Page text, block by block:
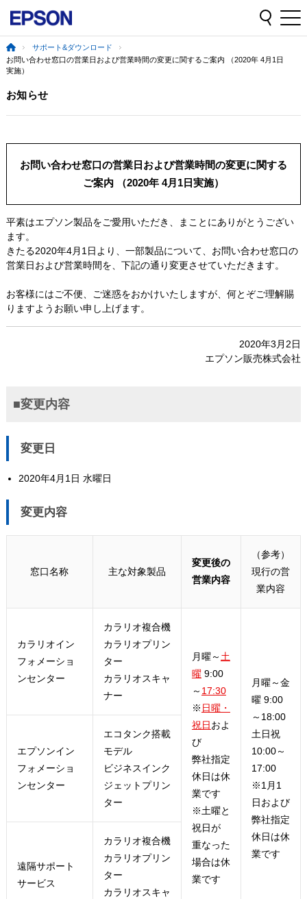
サポート&ダウンロード
お問い合わせ窓口の営業日および営業時間の変更に関するご案内 （2020年 4月1日
実施）
お知らせ
お問い合わせ窓口の営業日および営業時間の変更に関する
ご案内 （2020年 4月1日実施）
平素はエプソン製品をご愛用いただき、まことにありがとうござい
ます。
きたる2020年4月1日より、一部製品について、お問い合わせ窓口の
営業日および営業時間を、下記の通り変更させていただきます。
お客様にはご不便、ご迷惑をおかけいたしますが、何とぞご理解賜
りますようお願い申し上げます。
2020年3月2日
エプソン販売株式会社
■変更内容
変更日
2020年4月1日 水曜日
変更内容
窓口名称 主な対象製品​
変更後の
営業内容​​
（参考）
現行の営
業内容​​
​​カラリオイン
フォメーショ
ンセンター
​カラリオ複合機
カラリオプリン
ター​
カラリオスキャ
ナー
​月曜～土
曜9:00
～ 17:30
※ 日曜・
祝日およ
び
弊社指定
休日は休
業です
※土曜と
祝日が
重なった
場合は休
業です
​月曜～金
曜 9:00
～18:00
土日祝
10:00～
17:00
※1月1
日および
弊社指定
休日は休
業です
​エプソンイン
フォメーショ
ンセンター
エコタンク搭載
モデル
ビジネスインク
ジェットプリン
ター​
​​遠隔サポート
サービス
​カラリオ複合機
カラリオプリン
ター
カラリオスキャ